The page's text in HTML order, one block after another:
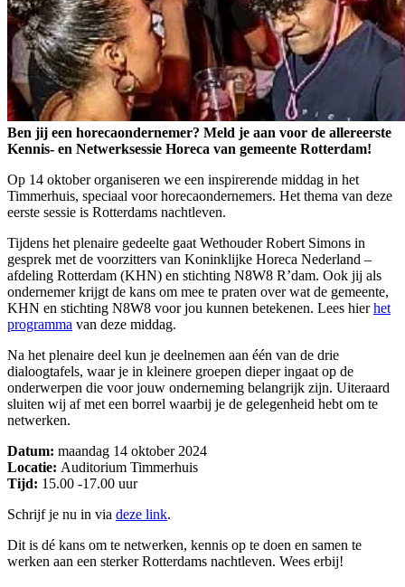
Ben jij een horecaondernemer? Meld je aan voor de allereerste
Kennis- en Netwerksessie Horeca van gemeente Rotterdam!
Op 14 oktober organiseren we een inspirerende middag in het
Timmerhuis, speciaal voor horecaondernemers. Het thema van deze
eerste sessie is Rotterdams nachtleven.
Tijdens het plenaire gedeelte gaat Wethouder Robert Simons in
gesprek met de voorzitters van Koninklijke Horeca Nederland –
afdeling Rotterdam (KHN) en stichting N8W8 R’dam. Ook jij als
ondernemer krijgt de kans om mee te praten over wat de gemeente,
KHN en stichting N8W8 voor jou kunnen betekenen. Lees hierhet
programma van deze middag.
Na het plenaire deel kun je deelnemen aan één van de drie
dialoogtafels, waar je in kleinere groepen dieper ingaat op de
onderwerpen die voor jouw onderneming belangrijk zijn. Uiteraard
sluiten wij af met een borrel waarbij je de gelegenheid hebt om te
netwerken.
Datum: maandag 14 oktober 2024
Locatie: Auditorium Timmerhuis
Tijd: 15.00 -17.00 uur
Schrijf je nu in via deze link.
Dit is dé kans om te netwerken, kennis op te doen en samen te
werken aan een sterker Rotterdams nachtleven. Wees erbij!